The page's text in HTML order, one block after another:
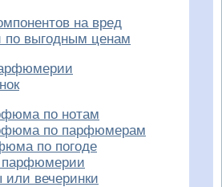
на вред
по выгодным ценам
по нотам
по парфюмерам
по погоде
парфюмерии
вечеринки